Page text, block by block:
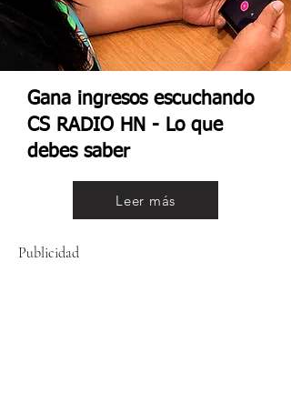
Gana ingresos escuchando
CS RADIO HN - Lo que
debes saber
Leer más
Publicidad